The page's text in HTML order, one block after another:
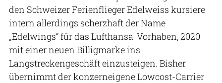
den Schweizer Ferienflieger Edelweiss kursiere
intern allerdings scherzhaft der Name
„Edelwings“ für das Lufthansa-Vorhaben, 2020
mit einer neuen Billigmarke ins
Langstreckengeschäft einzusteigen. Bisher
übernimmt der konzerneigene Lowcost-Carrier